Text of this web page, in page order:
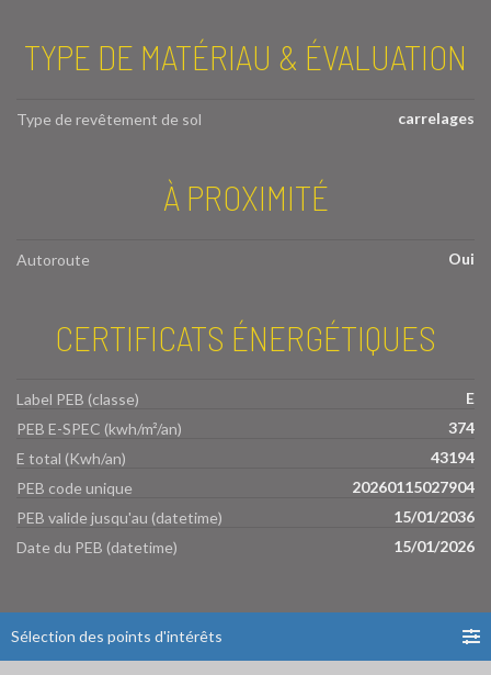
TYPE DE MATÉRIAU & ÉVALUATION
Type de revêtement de sol carrelages
À PROXIMITÉ
Autoroute Oui
CERTIFICATS ÉNERGÉTIQUES
Label PEB (classe)
E
PEB E-SPEC (kwh/m²/an)
374
E total (Kwh/an)
43194
PEB code unique
20260115027904
PEB valide jusqu'au (datetime)
15/01/2036
Date du PEB (datetime)
15/01/2026
Sélection des points d'intérêts